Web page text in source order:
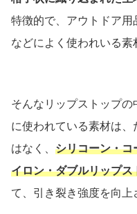
特徴的で、アウトドア
などによく使われいる素
そんなリップストップの
に使われている素材は
はなく、 シリコーン・コ
イロン・ダブルリップス
て、引き裂き強度を向上